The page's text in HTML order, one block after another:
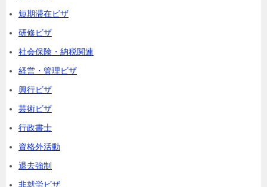
短期滞在ビザ
研修ビザ
社会保険・納税関連
経営・管理ビザ
興行ビザ
芸術ビザ
行政書士
資格外活動
退去強制
非就労ビザ